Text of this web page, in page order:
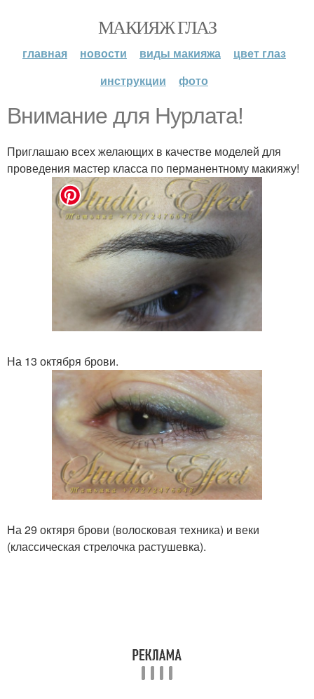
МАКИЯЖ ГЛАЗ
главная новости виды макияжа
цвет глаз
инструкции
фото
Внимание для Нурлата!
Приглашаю всех желающих в качестве моделей для
проведения мастер класса по перманентному макияжу!
На 13 октября брови.
На 29 октяря брови (волосковая техника) и веки
(классическая стрелочка растушевка).